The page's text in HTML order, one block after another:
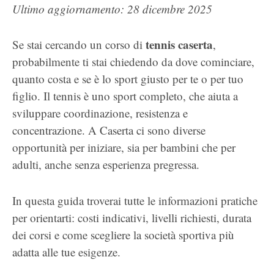
Ultimo aggiornamento: 28 dicembre 2025
Se stai cercando un corso di tennis caserta,
probabilmente ti stai chiedendo da dove cominciare,
quanto costa e se è lo sport giusto per te o per tuo
figlio. Il tennis è uno sport completo, che aiuta a
sviluppare coordinazione, resistenza e
concentrazione. A Caserta ci sono diverse
opportunità per iniziare, sia per bambini che per
adulti, anche senza esperienza pregressa.
In questa guida troverai tutte le informazioni pratiche
per orientarti: costi indicativi, livelli richiesti, durata
dei corsi e come scegliere la società sportiva più
adatta alle tue esigenze.